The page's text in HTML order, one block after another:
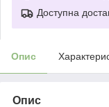
Доступна
Опис
Опис